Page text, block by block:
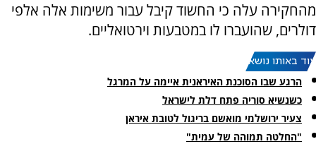
מהחקירה עלה כי החשוד קיבל עבור משימות אלה אלפי
דולרים, שהועברו לו במטבעות וירטואליים.
עוד באותו נושא:
הרגע שבו הסוכנת האיראנית איימה על המרגל
כשנשיא סוריה פתח דלת לישראל
צעיר ירושלמי מואשם בריגול לטובת איראן
"החלטה תמוהה של עמית"